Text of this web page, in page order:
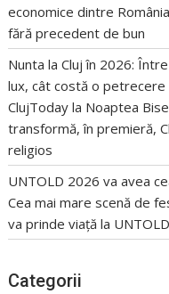
economice dintre
fără precedent de bun
Nunta la Cluj în 2026:
lux, cât costă o petrecere
ClujToday la Noaptea
transformă, în premieră,
religios
UNTOLD 2026 va avea
Cea mai mare scenă de
va prinde viață la
Categorii